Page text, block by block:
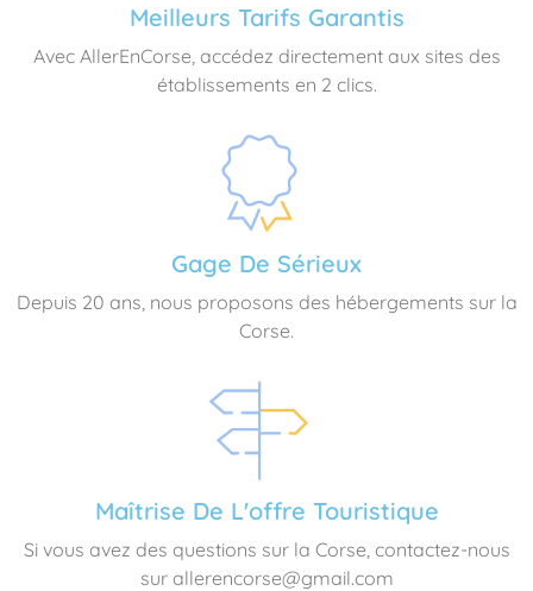
Meilleurs Tarifs Garantis
Avec AllerEnCorse, accédez directement aux sites des
établissements en 2 clics.
Gage De Sérieux
Depuis 20 ans, nous proposons des hébergements sur la
Corse.
Maîtrise De L'offre Touristique
Si vous avez des questions sur la Corse, contactez-nous
sur allerencorse@gmail.com